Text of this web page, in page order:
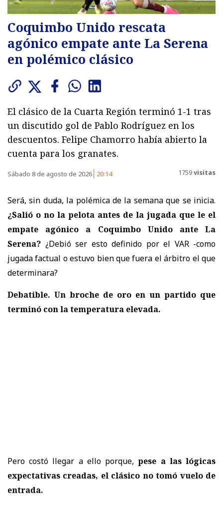
Coquimbo Unido rescata
agónico empate ante La Serena
en polémico clásico
El clásico de la Cuarta Región terminó 1-1 tras
un discutido gol de Pablo Rodríguez en los
descuentos. Felipe Chamorro había abierto la
cuenta para los granates.
Sábado 8 de agosto de 2026 20:14 1759visitas
Será, sin duda, la polémica de la semana que se inicia.
¿Salió o no la pelota antes de la jugada que le el
empate agónico a Coquimbo Unido ante La
Serena? ¿Debió ser esto definido por el VAR -como
jugada factual o estuvo bien que fuera el árbitro el que
determinara?
Debatible. Un broche de oro en un partido que
terminó con la temperatura elevada.
Pero costó llegar a ello porque,pese a las lógicas
expectativas creadas, el clásico no tomó vuelo de
entrada.